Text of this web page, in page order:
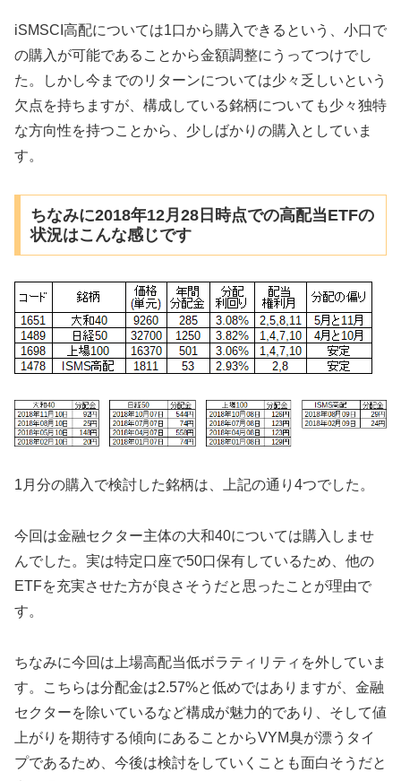
iSMSCI高配については1口から購入できるという、小口で
の購入が可能であることから金額調整にうってつけでし
た。しかし今までのリターンについては少々乏しいという
欠点を持ちますが、構成している銘柄についても少々独特
な方向性を持つことから、少しばかりの購入としていま
す。
ちなみに2018年12月28日時点での高配当ETFの
状況はこんな感じです
1月分の購入で検討した銘柄は、上記の通り4つでした。
今回は金融セクター主体の大和40については購入しませ
んでした。実は特定口座で50口保有しているため、他の
ETFを充実させた方が良さそうだと思ったことが理由で
す。
ちなみに今回は上場高配当低ボラティリティを外していま
す。こちらは分配金は2.57%と低めではありますが、金融
セクターを除いているなど構成が魅力的であり、そして値
上がりを期待する傾向にあることからVYM臭が漂うタイ
プであるため、今後は検討をしていくことも面白そうだと